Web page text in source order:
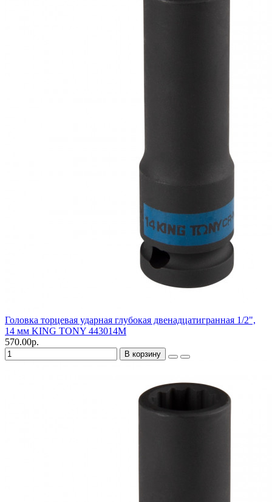
Головка торцевая ударная глубокая двенадцатигранная 1/2",
14 мм KING TONY 443014M
570.00р.
В корзину